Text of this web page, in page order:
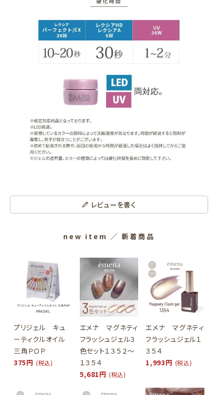
レビューを書く
new item ／ 新着商品
プリジェル キュ
ーティクルオイル
三角ＰＯＰ
375円 (税込)
エメナ マグネティ
フラッシュジェル３
色セット１３５２～
１３５４
5,681円 (税込)
エメナ マグネティ
フラッシュジェル１
３５４
1,993円 (税込)